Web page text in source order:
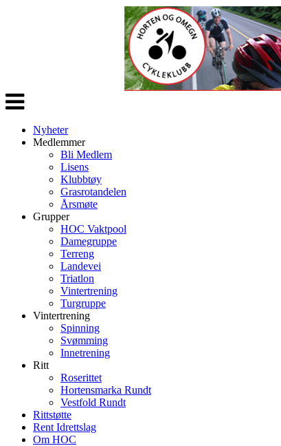
Veksle
navigasjon
Nyheter
Medlemmer
Bli Medlem
Lisens
Klubbtøy
Grasrotandelen
Årsmøte
Grupper
HOC Vaktpool
Damegruppe
Terreng
Landevei
Triatlon
Vintertrening
Turgruppe
Vintertrening
Spinning
Svømming
Innetrening
Ritt
Roserittet
Hortensmarka Rundt
Vestfold Rundt
Rittstøtte
Rent Idrettslag
Om HOC